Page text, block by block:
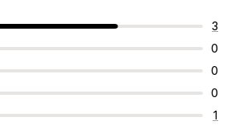
3
0
0
0
1